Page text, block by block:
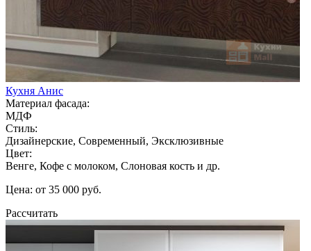
Кухня Анис
Материал фасада:
МДФ
Стиль:
Дизайнерские, Современный, Эксклюзивные
Цвет:
Венге, Кофе с молоком, Слоновая кость и др.
Цена: от 35 000 руб.
Рассчитать